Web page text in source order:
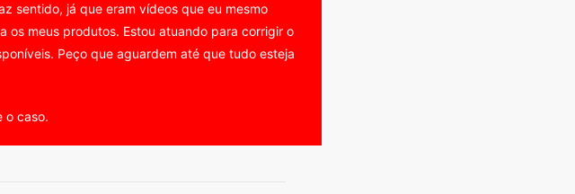
sentido, já que eram vídeos que eu mesmo
os meus produtos. Estou atuando para corrigir o
Peço que aguardem até que tudo esteja
o caso.